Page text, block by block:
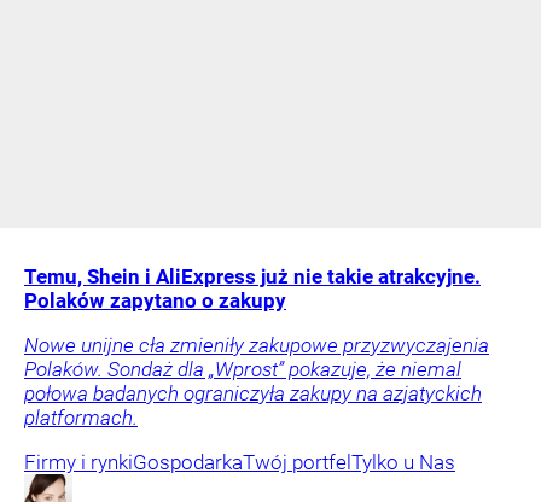
Temu, Shein i AliExpress już nie takie atrakcyjne.
Polaków zapytano o zakupy
Nowe unijne cła zmieniły zakupowe przyzwyczajenia
Polaków. Sondaż dla „Wprost” pokazuje, że niemal
połowa badanych ograniczyła zakupy na azjatyckich
platformach.
Firmy i rynkiGospodarkaTwój portfel Tylko u Nas